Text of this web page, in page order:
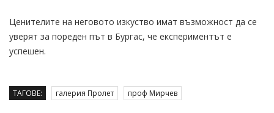
Ценителите на неговото изкуство имат възможност да се
уверят за пореден път в Бургас, че експериментът е
успешен.
ТАГОВЕ: галерия Пролет проф Мирчев